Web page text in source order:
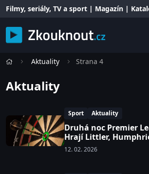
Filmy, seriály, TV a sport | Magazín |
Aktuality Strana 4
Aktuality
Sport Aktuality
Druhá noc Premier
Hrají Littler,
12. 02. 2026